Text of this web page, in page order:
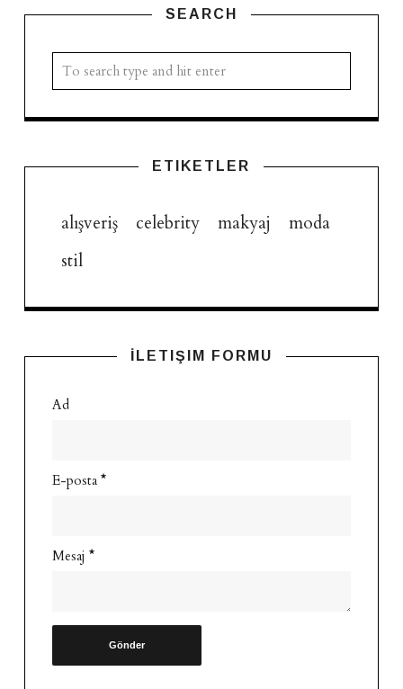
SEARCH
ETIKETLER
alışveriş celebrity makyaj
moda
stil
İLETIŞIM FORMU
Ad
E-posta *
Mesaj *